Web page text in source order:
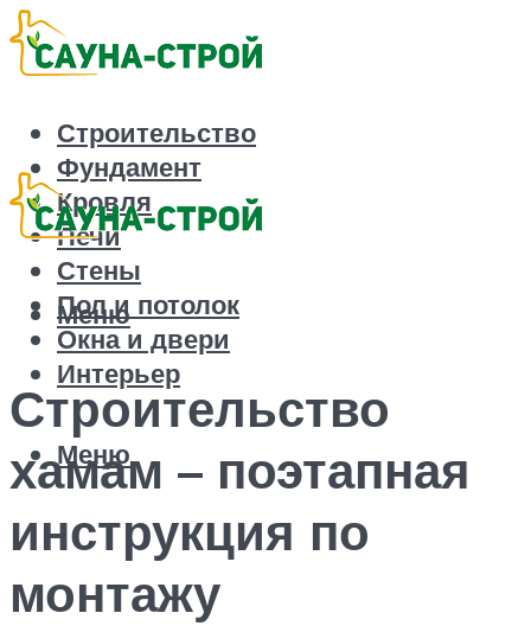
Строительство
Фундамент
Кровля
Печи
Стены
Пол и потолок
Окна и двери
Интерьер
Меню
Меню
Строительство
хамам – поэтапная
инструкция по
монтажу